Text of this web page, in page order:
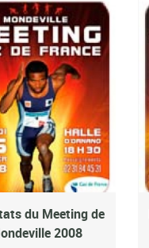
du Meeting de
2008